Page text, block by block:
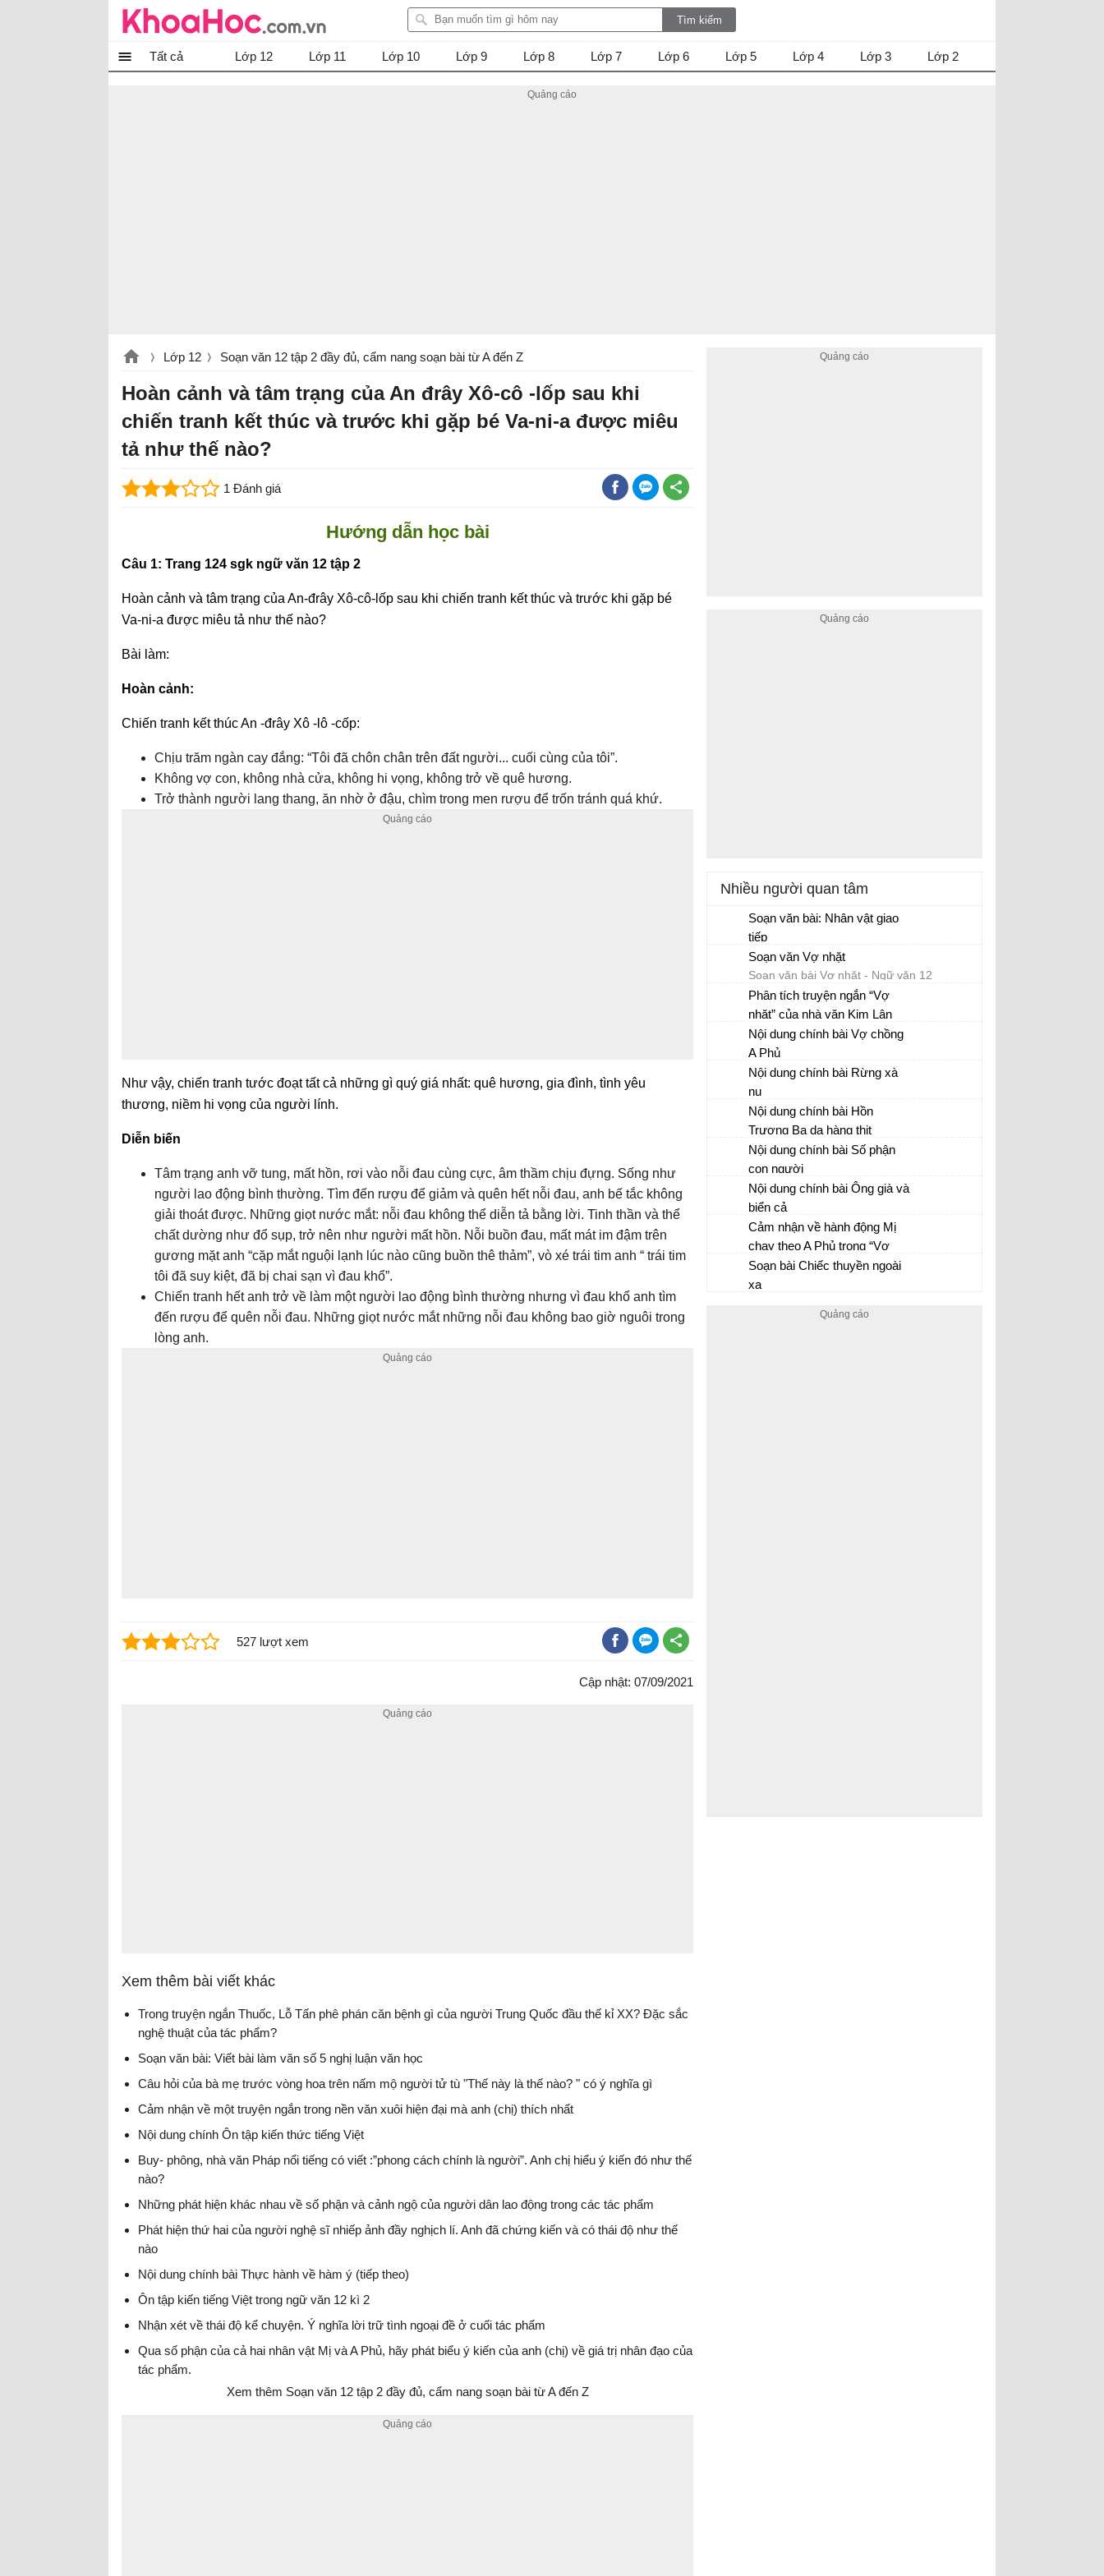
Tất cả Lớp 12 Lớp 11 Lớp 10 Lớp 9 Lớp 8 Lớp 7 Lớp 6 Lớp 5 Lớp 4 Lớp 3 Lớp 2
Lớp 12 Soạn văn 12 tập 2 đầy đủ, cẩm nang soạn bài từ A đến Z
Hoàn cảnh và tâm trạng của An đrây Xô-cô -lốp sau khi
chiến tranh kết thúc và trước khi gặp bé Va-ni-a được miêu
tả như thế nào?
1 Đánh giá
Hướng dẫn học bài
Câu 1: Trang 124 sgk ngữ văn 12 tập 2
Hoàn cảnh và tâm trạng của An-đrây Xô-cô-lốp sau khi chiến tranh kết thúc và trước khi gặp bé
Va-ni-a được miêu tả như thế nào?
Bài làm:
Hoàn cảnh:
Chiến tranh kết thúc An -đrây Xô -lô -cốp:
Chịu trăm ngàn cay đắng: “Tôi đã chôn chân trên đất người... cuối cùng của tôi”.
Không vợ con, không nhà cửa, không hi vọng, không trở về quê hương.
Trở thành người lang thang, ăn nhờ ở đậu, chìm trong men rượu để trốn tránh quá khứ.
Như vậy, chiến tranh tước đoạt tất cả những gì quý giá nhất: quê hương, gia đình, tình yêu
thương, niềm hi vọng của người lính.
Diễn biến
Tâm trạng anh vỡ tung, mất hồn, rơi vào nỗi đau cùng cực, âm thầm chịu đựng. Sống như
người lao động bình thường. Tìm đến rượu để giảm và quên hết nỗi đau, anh bế tắc không
giải thoát được. Những giọt nước mắt: nỗi đau không thể diễn tả bằng lời. Tinh thần và thể
chất dường như đổ sụp, trở nên như người mất hồn. Nỗi buồn đau, mất mát im đậm trên
gương mặt anh “cặp mắt nguội lạnh lúc nào cũng buồn thê thảm”, vò xé trái tim anh “ trái tim
tôi đã suy kiệt, đã bị chai sạn vì đau khổ”.
Chiến tranh hết anh trở về làm một người lao động bình thường nhưng vì đau khổ anh tìm
đến rượu để quên nỗi đau. Những giọt nước mắt những nỗi đau không bao giờ nguôi trong
lòng anh.
527 lượt xem
Cập nhật: 07/09/2021
Xem thêm bài viết khác
Trong truyện ngắn Thuốc, Lỗ Tấn phê phán căn bệnh gì của người Trung Quốc đầu thế kỉ XX? Đặc sắc
nghệ thuật của tác phẩm?
Soạn văn bài: Viết bài làm văn số 5 nghị luận văn học
Câu hỏi của bà mẹ trước vòng hoa trên nấm mộ người tử tù "Thế này là thế nào? " có ý nghĩa gì
Cảm nhận về một truyện ngắn trong nền văn xuôi hiện đại mà anh (chị) thích nhất
Nội dung chính Ôn tập kiến thức tiếng Việt
Buy- phông, nhà văn Pháp nổi tiếng có viết :”phong cách chính là người”. Anh chị hiểu ý kiến đó như thế
nào?
Những phát hiện khác nhau về số phận và cảnh ngộ của người dân lao động trong các tác phẩm
Phát hiện thứ hai của người nghệ sĩ nhiếp ảnh đầy nghịch lí. Anh đã chứng kiến và có thái độ như thế
nào
Nội dung chính bài Thực hành về hàm ý (tiếp theo)
Ôn tập kiến tiếng Việt trong ngữ văn 12 kì 2
Nhận xét về thái độ kể chuyện. Ý nghĩa lời trữ tình ngoại đề ở cuối tác phẩm
Qua số phận của cả hai nhân vật Mị và A Phủ, hãy phát biểu ý kiến của anh (chị) về giá trị nhân đạo của
tác phẩm.
Xem thêm Soạn văn 12 tập 2 đầy đủ, cẩm nang soạn bài từ A đến Z
Nhiều người quan tâm
Soạn văn bài: Nhân vật giao
tiếp
Soạn văn Vợ nhặt
Soạn văn bài Vợ nhặt - Ngữ văn 12
Phân tích truyện ngắn “Vợ
nhặt” của nhà văn Kim Lân
Phân tích tác phẩm Vợ nhặt
Nội dung chính bài Vợ chồng
A Phủ
Nội dung chính bài Rừng xà
nu
Nội dung chính bài Hồn
Trương Ba da hàng thịt
Nội dung chính bài Số phận
con người
Nội dung chính bài Ông già và
biển cả
Cảm nhận về hành động Mị
chạy theo A Phủ trong “Vợ
chồng A Phủ” của Tô Hoài
Tác phẩm Vợ chồng A Phủ
Soạn bài Chiếc thuyền ngoài
xa